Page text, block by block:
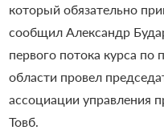
который обязательно
сообщил Александр
первого потока курса
области провел
ассоциации управления
Товб.